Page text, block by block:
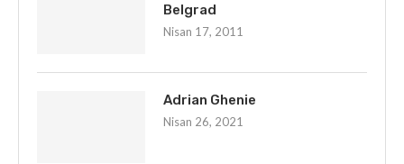
Belgrad
Nisan 17, 2011
Adrian Ghenie
Nisan 26, 2021